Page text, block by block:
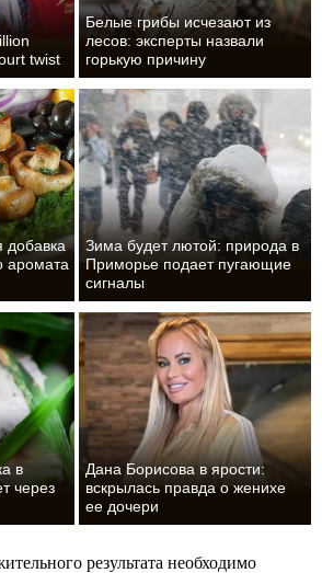
twist
Белые грибы исчезают из
лесов: эксперты назвали
горькую причину
добавка
аромата
Зима будет лютой: природа в
Приморье подает пугающие
сигналы
в
через
Дана Борисова в ярости:
вскрылась правда о женихе
ее дочери
результата необходимо